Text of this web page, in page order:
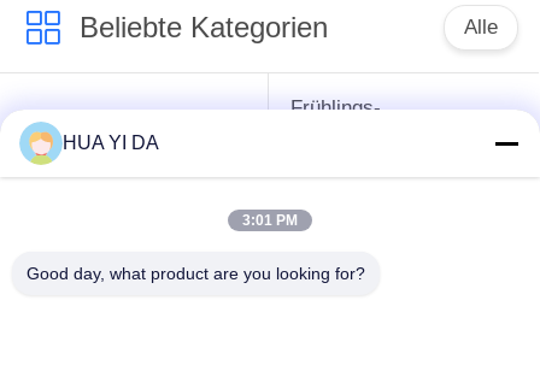
Beliebte Kategorien Alle
cnc-
Frühlingsmaschine
Frühlings-
Druckfeder-Maschine
Frühlings-
verbiegende
HUA YI DA
3:01 PM
Good day, what product are you looking for?